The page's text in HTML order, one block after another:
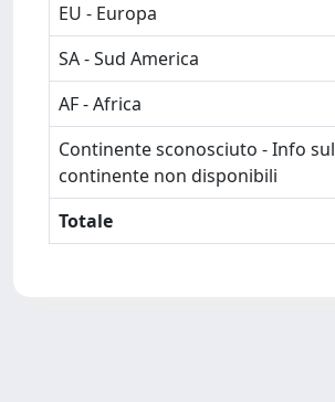
EU - Europa
SA - Sud America
AF - Africa
Continente sconosciuto - Info sul
continente non disponibili
Totale